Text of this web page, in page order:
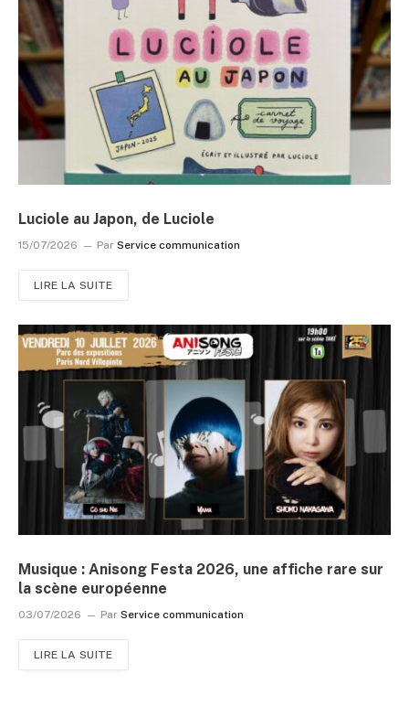
Luciole au Japon, de Luciole
15/07/2026 Par Service communication
LIRE LA SUITE
Musique : Anisong Festa 2026, une affiche rare sur
la scène européenne
03/07/2026 Par Service communication
LIRE LA SUITE